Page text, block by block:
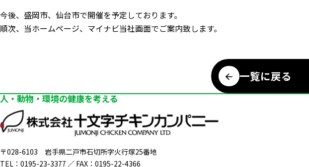
今後、盛岡市、仙台市で開催を予定しております。
順次、当ホームページ、マイナビ当社画面でご案内致します。
一覧に戻る
人・動物・環境の健康を考える
〒028-6103 岩手県二戸市石切所字火行塚25番地
TEL：0195-23-3377 ／ FAX：0195-22-4366